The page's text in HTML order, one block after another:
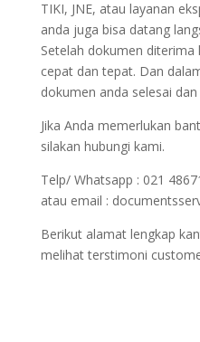
TIKI, JNE, atau layanan
anda juga bisa datang
Setelah dokumen
cepat dan tepat. Dan
dokumen anda selesai
Jika Anda memerlukan
silakan hubungi kami.
Telp/ Whatsapp : 021
atau email :
Berikut alamat lengkap
melihat terstimoni